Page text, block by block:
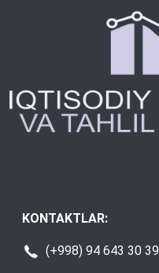
KONTAKTLAR:
(+998) 94 643 30 39